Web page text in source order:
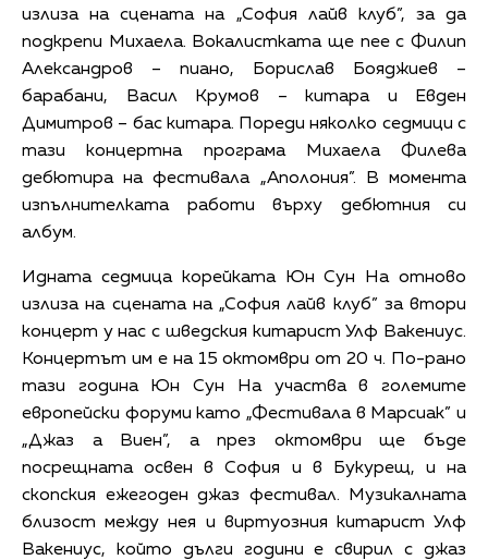
излиза на сцената на „София лайв клуб”, за да
подкрепи Михаела. Вокалистката ще пее с Филип
Александров – пиано, Борислав Бояджиев –
барабани, Васил Крумов – китара и Евден
Димитров – бас китара. Пореди няколко седмици с
тази концертна програма Михаела Филева
дебютира на фестивала „Аполония”. В момента
изпълнителката работи върху дебютния си
албум.
Идната седмица корейката Юн Сун На отново
излиза на сцената на „София лайв клуб” за втори
концерт у нас с шведския китарист Улф Вакениус.
Концертът им е на 15 октомври от 20 ч. По-рано
тази година Юн Сун На участва в големите
европейски форуми като „Фестивала в Марсиак” и
„Джаз а Виен”, а през октомври ще бъде
посрещната освен в София и в Букурещ, и на
скопския ежегоден джаз фестивал. Музикалната
близост между нея и виртуозния китарист Улф
Вакениус, който дълги години е свирил с джаз